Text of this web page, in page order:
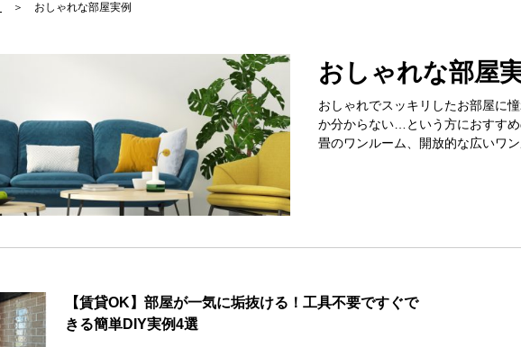
おしゃれな部屋実例
おしゃれな部屋
おしゃれでスッキリしたお部屋に
か分からない…という方におすす
畳のワンルーム、開放的な広いワ
【賃貸OK】部屋が一気に垢抜ける！工具不要ですぐで
きる簡単DIY実例4選